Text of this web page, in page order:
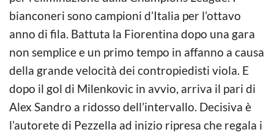
bianconeri sono campioni d’Italia per l’ottavo
anno di fila. Battuta la Fiorentina dopo una gara
non semplice e un primo tempo in affanno a causa
della grande velocità dei contropiedisti viola. E
dopo il gol di Milenkovic in avvio, arriva il pari di
Alex Sandro a ridosso dell’intervallo. Decisiva è
l’autorete di Pezzella ad inizio ripresa che regala i